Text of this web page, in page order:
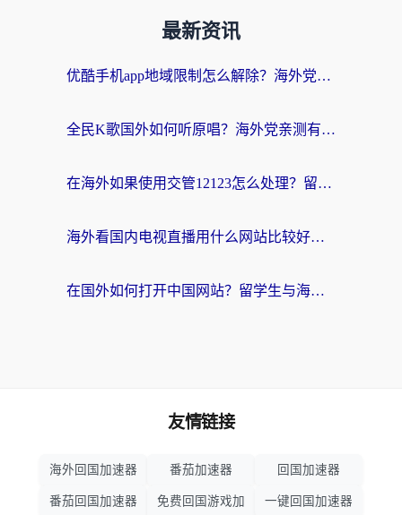
最新资讯
优酷手机app地域限制怎么解除？海外党亲测有效的追剧方案
全民K歌国外如何听原唱？海外党亲测有效的回国加速器选择指南
在海外如果使用交管12123怎么处理？留学生亲测有效的回国加速方案
海外看国内电视直播用什么网站比较好？一篇解决你所有追剧难题的实用指南
在国外如何打开中国网站？留学生与海外华人的无缝访问指南
友情链接
海外回国加速器 番茄加速器 回国加速器
番茄回国加速器 免费回国游戏加 一键回国加速器